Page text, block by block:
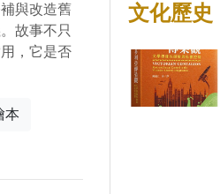
與改造舊
故事不只
，它是否
本
文化歷史